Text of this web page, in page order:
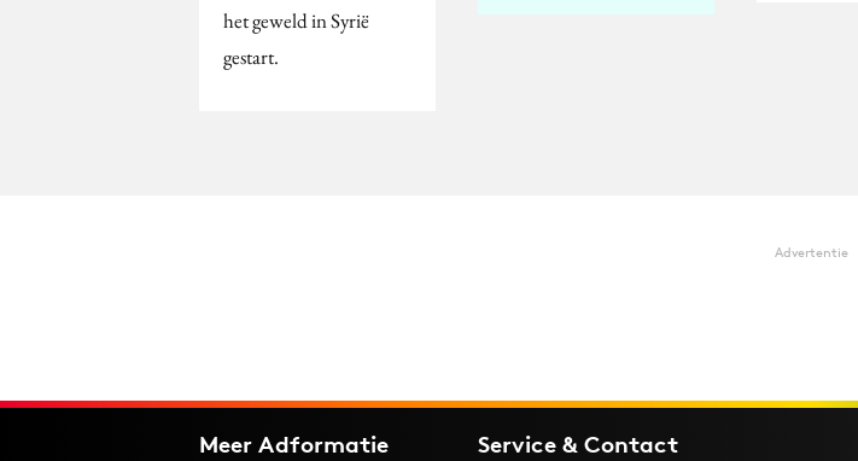
het geweld in Syrië
gestart.
Advertentie
Meer Adformatie Service & Contact